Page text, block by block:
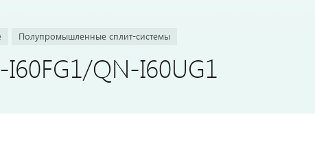
Полупромышленные сплит-системы
QN-I60UG1